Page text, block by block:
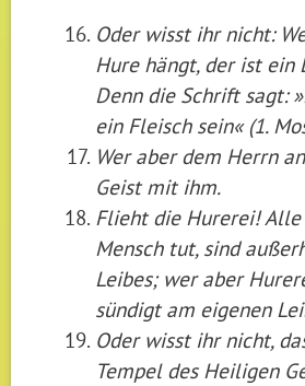
Oder wisst ihr nicht:
Hure hängt, der ist ein
Denn die Schrift sagt:
ein Fleisch sein« (1.
Wer aber dem Herrn
Geist mit ihm.
Flieht die Hurerei! Alle
Mensch tut, sind
Leibes; wer aber
sündigt am eigenen
Oder wisst ihr nicht,
Tempel des Heiligen